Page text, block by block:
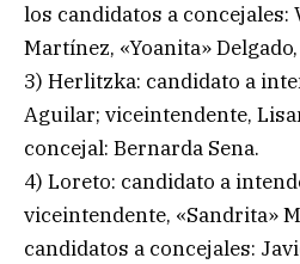
los candidatos a concejales:
Martínez, «Yoanita»
3) Herlitzka: candidato a
Aguilar; viceintendente,
concejal: Bernarda Sena.
4) Loreto: candidato a
viceintendente, «Sandrita»
candidatos a concejales: